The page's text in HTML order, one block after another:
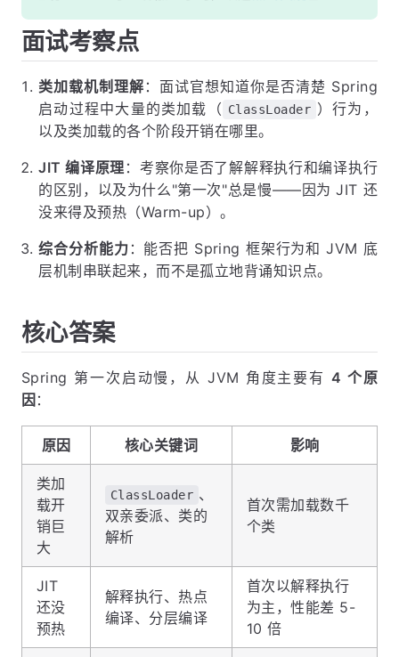
面试考察点
类加载机制理解 ：面试官想知道你是否清楚 Spring
启动过程中大量的类加载（ ClassLoader ）行为，
以及类加载的各个阶段开销在哪里。
JIT 编译原理 ：考察你是否了解解释执行和编译执行
的区别，以及为什么"第一次"总是慢——因为 JIT 还
没来得及预热（Warm-up）。
综合分析能力 ：能否把 Spring 框架行为和 JVM 底
层机制串联起来，而不是孤立地背诵知识点。
核心答案
Spring 第一次启动慢，从 JVM 角度主要有4 个原
因 ：
原因 核心关键词 影响
类加
载开
销巨
大
ClassLoader 、
双亲委派、类的
解析
首次需加载数千
个类
JIT
还没
预热
解释执行、热点
编译、分层编译
首次以解释执行
为主，性能差 5-
10 倍